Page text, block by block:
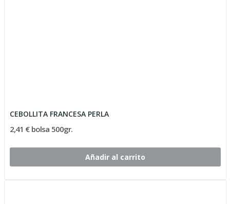
CEBOLLITA FRANCESA PERLA
2,41 € bolsa 500gr.
Añadir al carrito